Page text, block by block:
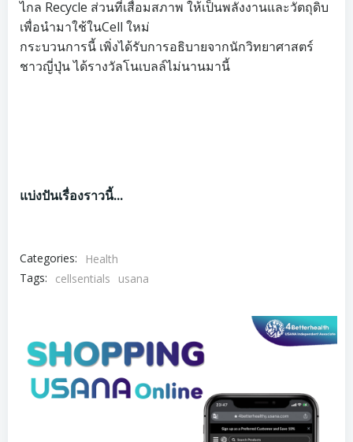
ไกล Recycle ส่วนที่เสื่อมสภาพ ให้เป็นพลังงานและวัตถุดิบ
เพื่อนำมาใช้ในCell ใหม่
กระบวนการนี้ เพิ่งได้รับการอธิบายจากนักวิทยาศาสตร์
ชาวญี่ปุ่น ได้รางวัลโนเบลล์ไม่นานมานี้
แบ่งปันเรื่องราวนี้...
Categories:
Health
Tags:
cellsentials usana